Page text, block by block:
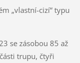
„vlastní-cizí“ typu
se zásobou 85 až
trupu, čtyři